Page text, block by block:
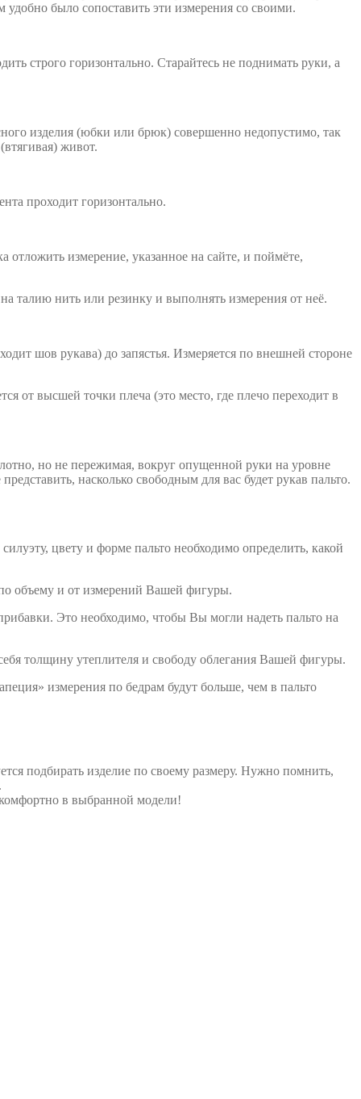
было сопоставить эти измерения со своими.
строго горизонтально. Старайтесь не поднимать руки, а
изделия (юбки или брюк) совершенно недопустимо, так
живот.
проходит горизонтально.
измерение, указанное на сайте, и поймёте,
талию нить или резинку и выполнять измерения от неё.
шов рукава) до запястья. Измеряется по внешней стороне
от высшей точки плеча (это место, где плечо переходит в
но не пережимая, вокруг опущенной руки на уровне
насколько свободным для вас будет рукав пальто.
цвету и форме пальто необходимо определить, какой
по объему и от измерений Вашей фигуры.
Это необходимо, чтобы Вы могли надеть пальто на
толщину утеплителя и свободу облегания Вашей фигуры.
измерения по бедрам будут больше, чем в пальто
подбирать изделие по своему размеру. Нужно помнить,
в выбранной модели!